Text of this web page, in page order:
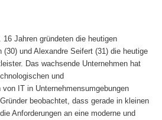
Jahren gründeten die heutigen
und Alexandre Seifert (31) die heutige
Das wachsende Unternehmen hat
und
IT in Unternehmensumgebungen
beobachtet, dass gerade in kleinen
Anforderungen an eine moderne und